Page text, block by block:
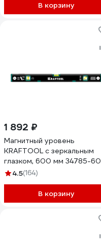
В корзину
1 892 ₽
Магнитный уровень
KRAFTOOL с зеркальным
глазком, 600 мм 34785-60
4.5(164)
В корзину